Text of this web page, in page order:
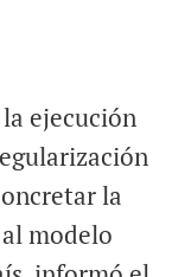
ejecución
la
modelo